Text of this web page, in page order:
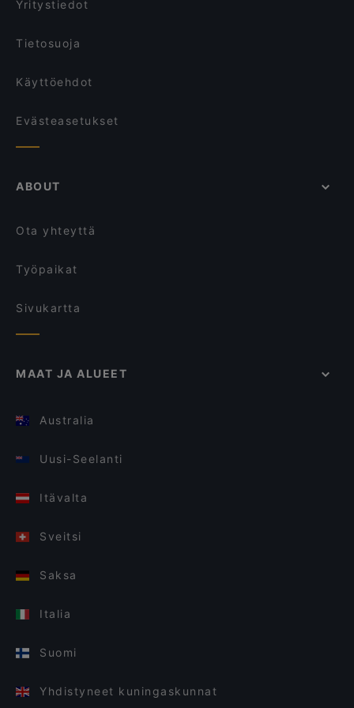
Marski by Scandic Breakfast
Yritystiedot
Tietosuoja
Käyttöehdot
Evästeasetukset
ABOUT
Ota yhteyttä
Työpaikat
Sivukartta
MAAT JA ALUEET
Australia
Uusi-Seelanti
Itävalta
Sveitsi
Saksa
Italia
Suomi
Yhdistyneet kuningaskunnat